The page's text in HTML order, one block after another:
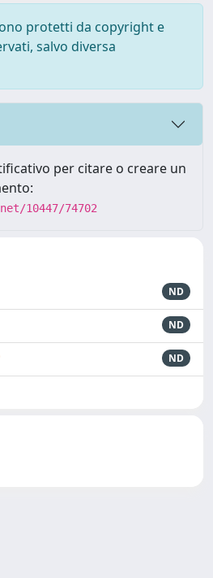
protetti da copyright e
salvo diversa
per citare o creare un
10447/74702
ND
ND
ND